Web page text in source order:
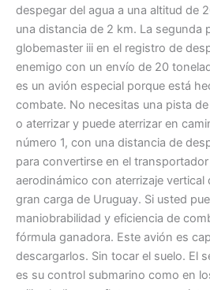
despegar del agua a una altitud de
una distancia de 2 km. La segunda
globemaster iii en el registro de
enemigo con un envío de 20
es un avión especial porque está
combate. No necesitas una pista
o aterrizar y puede aterrizar en
número 1, con una distancia de
para convertirse en el
aerodinámico con aterrizaje vertical
gran carga de Uruguay. Si usted
maniobrabilidad y eficiencia de
fórmula ganadora. Este avión es
descargarlos. Sin tocar el suelo. El
es su control submarino como en